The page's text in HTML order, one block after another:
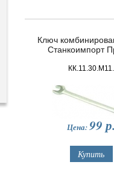
Ключ
Станкоимпорт
КК.11.30.М11.
Цена:99